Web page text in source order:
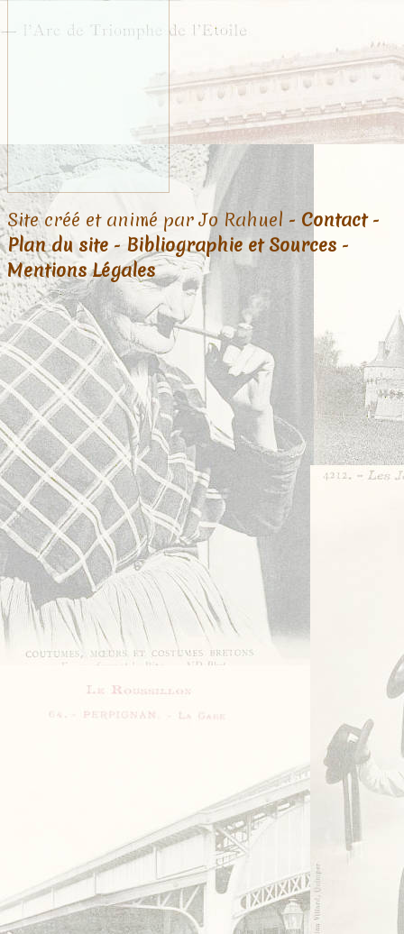
Site créé et animé par Jo Rahuel - Contact-
Plan du site -Bibliographie et Sources -
Mentions Légales